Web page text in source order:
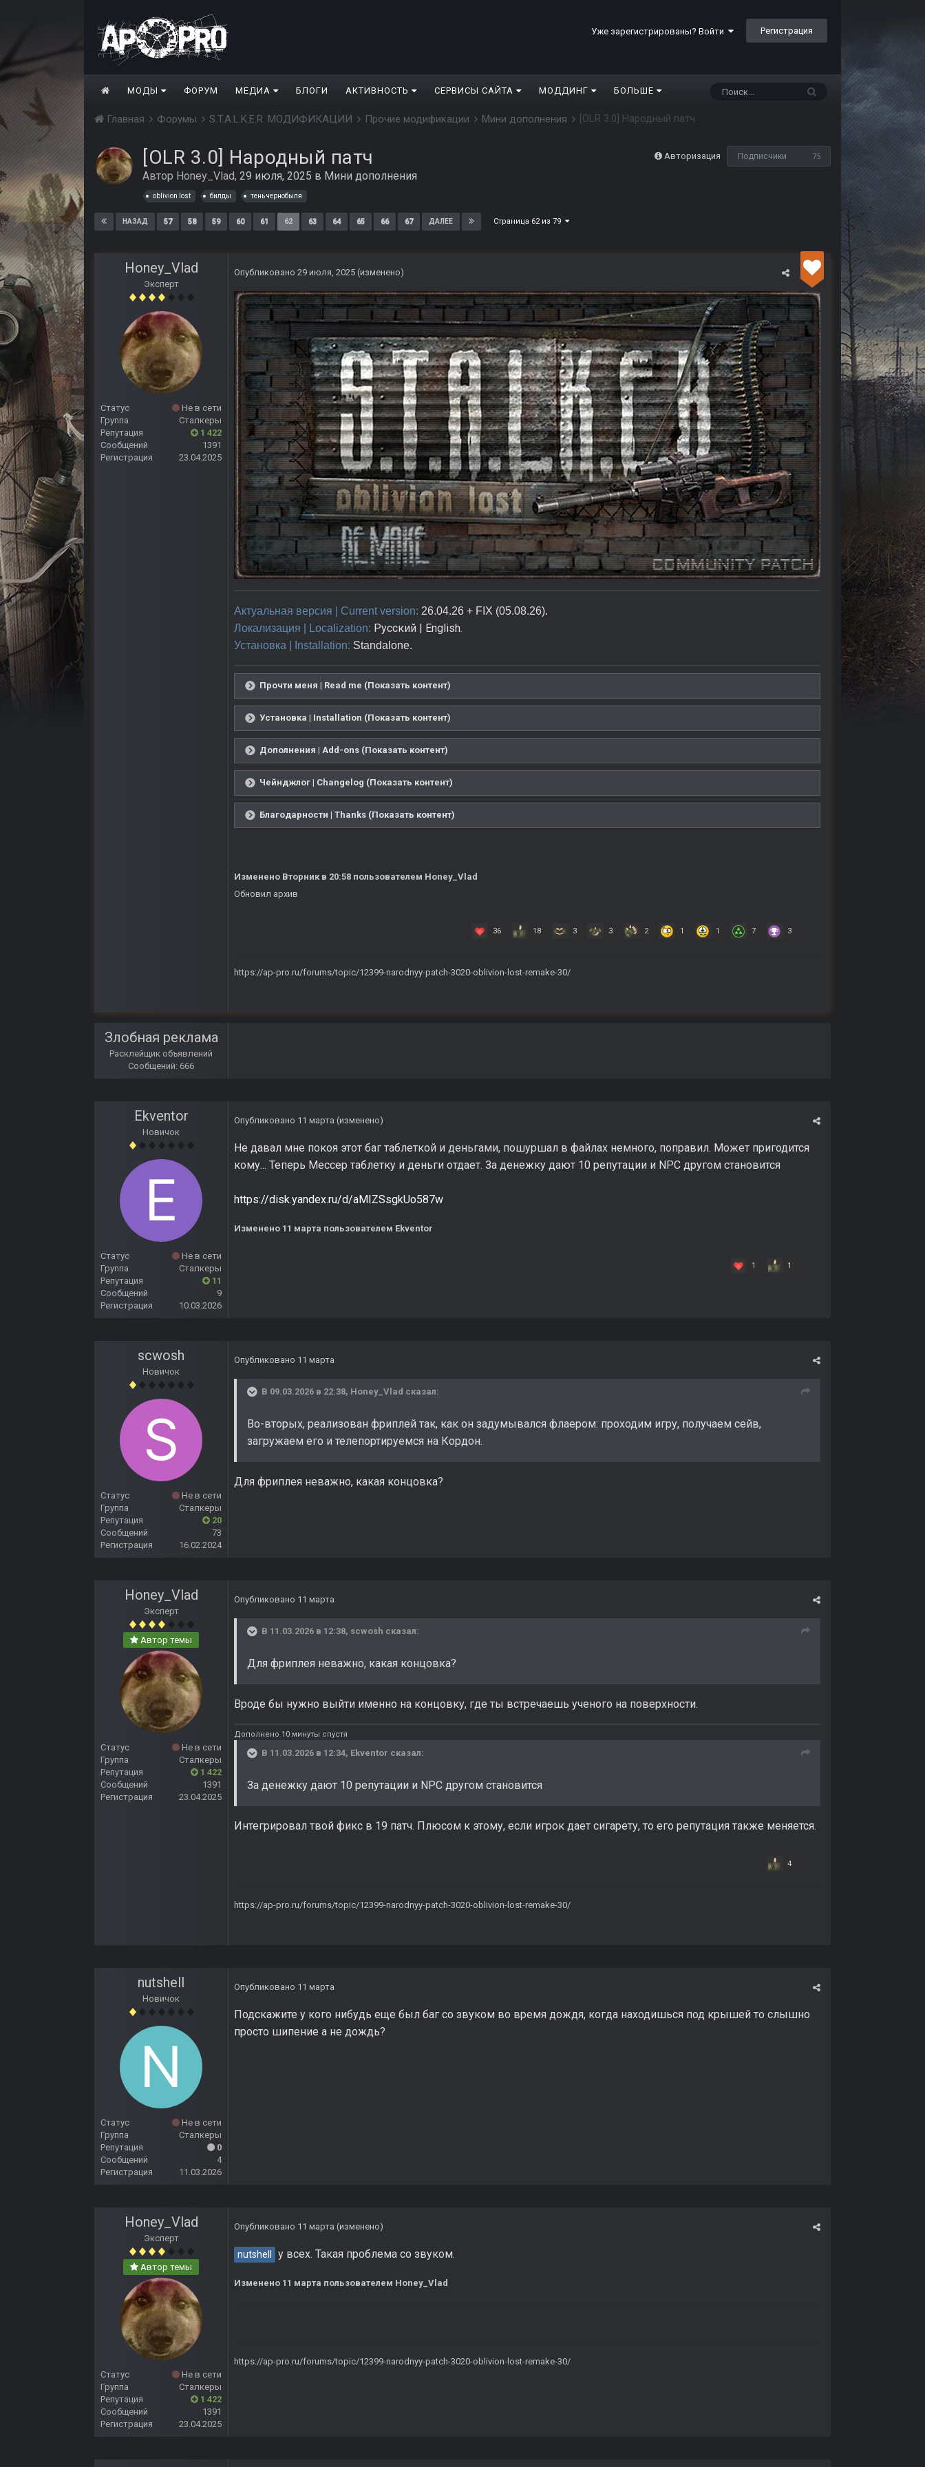
Уже зарегистрированы? Войти Регистрация
МОДЫ ФОРУМ МЕДИА БЛОГИ АКТИВНОСТЬ СЕРВИСЫ САЙТА МОДДИНГ БОЛЬШЕ
Главная Форумы S.T.A.L.K.E.R. МОДИФИКАЦИИ Прочие модификации Мини дополнения [OLR 3.0] Народный патч
Авторизация Подписчики 75
[OLR 3.0] Народный патч
Автор Honey_Vlad, 29 июля, 2025 в Мини дополнения
oblivion lost билды тень чернобыля
НАЗАД 57 58 59 60 61 62 63 64 65 66 67 ДАЛЕЕ Страница 62 из 79
Honey_Vlad
Эксперт
Статус
Не в сети
Группа
Сталкеры
Репутация
1 422
Сообщений
1391
Регистрация
23.04.2025
Опубликовано 29 июля, 2025 (изменено)
Актуальная версия | Current version: 26.04.26 + FIX (05.08.26).
Локализация | Localization: Русский | English.
Установка | Installation: Standalone.
Прочти меня | Read me (Показать контент)
Установка | Installation (Показать контент)
Дополнения | Add-ons (Показать контент)
Чейнджлог | Changelog (Показать контент)
Благодарности | Thanks (Показать контент)
Изменено Вторник в 20:58 пользователем Honey_Vlad
Обновил архив
36 18 3 3 2 1 1 7 3
https://ap-pro.ru/forums/topic/12399-narodnyy-patch-3020-oblivion-lost-remake-30/
Злобная реклама
Расклейщик объявлений
Сообщений: 666
Ekventor
Новичок
Статус
Не в сети
Группа
Сталкеры
Репутация
11
Сообщений
9
Регистрация
10.03.2026
Опубликовано 11 марта (изменено)
Не давал мне покоя этот баг таблеткой и деньгами, пошуршал в файлах немного, поправил. Может пригодится
кому... Теперь Мессер таблетку и деньги отдает. За денежку дают 10 репутации и NPC другом становится
https://disk.yandex.ru/d/aMIZSsgkUo587w
Изменено 11 марта пользователем Ekventor
1 1
scwosh
Новичок
Статус
Не в сети
Группа
Сталкеры
Репутация
20
Сообщений
73
Регистрация
16.02.2024
Опубликовано 11 марта
В 09.03.2026 в 22:38, Honey_Vlad сказал:
Во-вторых, реализован фриплей так, как он задумывался флаером: проходим игру, получаем сейв,
загружаем его и телепортируемся на Кордон.
Для фриплея неважно, какая концовка?
Honey_Vlad
Эксперт
Автор темы
Статус
Не в сети
Группа
Сталкеры
Репутация
1 422
Сообщений
1391
Регистрация
23.04.2025
Опубликовано 11 марта
В 11.03.2026 в 12:38, scwosh сказал:
Для фриплея неважно, какая концовка?
Вроде бы нужно выйти именно на концовку, где ты встречаешь ученого на поверхности.
Дополнено 10 минуты спустя
В 11.03.2026 в 12:34, Ekventor сказал:
За денежку дают 10 репутации и NPC другом становится
Интегрировал твой фикс в 19 патч. Плюсом к этому, если игрок дает сигарету, то его репутация также меняется.
4
https://ap-pro.ru/forums/topic/12399-narodnyy-patch-3020-oblivion-lost-remake-30/
nutshell
Новичок
Статус
Не в сети
Группа
Сталкеры
Репутация
0
Сообщений
4
Регистрация
11.03.2026
Опубликовано 11 марта
Подскажите у кого нибудь еще был баг со звуком во время дождя, когда находишься под крышей то слышно
просто шипение а не дождь?
Honey_Vlad
Эксперт
Автор темы
Статус
Не в сети
Группа
Сталкеры
Репутация
1 422
Сообщений
1391
Регистрация
23.04.2025
Опубликовано 11 марта (изменено)
nutshell у всех. Такая проблема со звуком.
Изменено 11 марта пользователем Honey_Vlad
https://ap-pro.ru/forums/topic/12399-narodnyy-patch-3020-oblivion-lost-remake-30/